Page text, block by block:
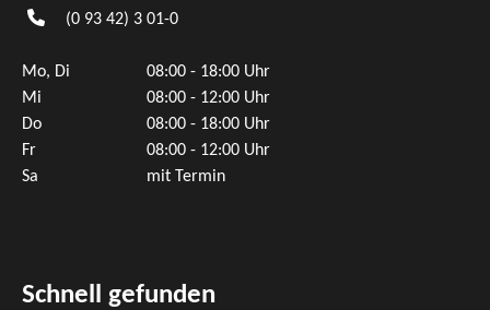
(0 93 42) 3 01-0
Mo, Di
08:00 - 18:00 Uhr
Mi
08:00 - 12:00 Uhr
Do
08:00 - 18:00 Uhr
Fr
08:00 - 12:00 Uhr
Sa
mit Termin
Schnell gefunden